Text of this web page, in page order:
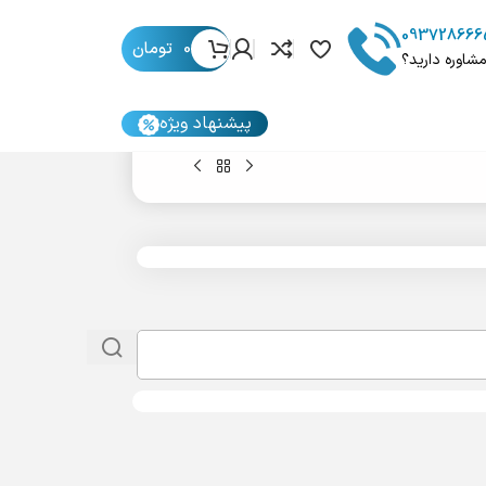
دارید؟
0 تومان
پیشنهاد ویژه